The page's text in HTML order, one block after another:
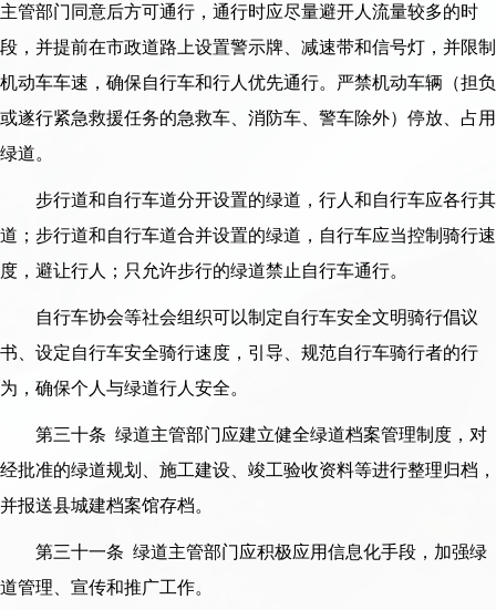
主管部门同意后方可通行，通行时应尽量避开人流量较多的时
段，并提前在市政道路上设置警示牌、减速带和信号灯，并限制
机动车车速，确保自行车和行人优先通行。严禁机动车辆（担负
或遂行紧急救援任务的急救车、消防车、警车除外）停放、占用
绿道。
步行道和自行车道分开设置的绿道，行人和自行车应各行其
道；步行道和自行车道合并设置的绿道，自行车应当控制骑行速
度，避让行人；只允许步行的绿道禁止自行车通行。
自行车协会等社会组织可以制定自行车安全文明骑行倡议
书、设定自行车安全骑行速度，引导、规范自行车骑行者的行
为，确保个人与绿道行人安全。
第三十条 绿道主管部门应建立健全绿道档案管理制度，对
经批准的绿道规划、施工建设、竣工验收资料等进行整理归档，
并报送县城建档案馆存档。
第三十一条 绿道主管部门应积极应用信息化手段，加强绿
道管理、宣传和推广工作。